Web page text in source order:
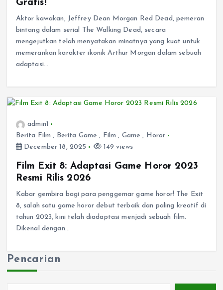
Gratis!
Aktor kawakan, Jeffrey Dean Morgan Red Dead, pemeran
bintang dalam serial The Walking Dead, secara
mengejutkan telah menyatakan minatnya yang kuat untuk
memerankan karakter ikonik Arthur Morgan dalam sebuah
adaptasi…
admin1
Berita Film , Berita Game , Film , Game , Horor
December 18, 2025
149 views
Film Exit 8: Adaptasi Game Horor 2023
Resmi Rilis 2026
Kabar gembira bagi para penggemar game horor! The Exit
8, salah satu game horor debut terbaik dan paling kreatif di
tahun 2023, kini telah diadaptasi menjadi sebuah film.
Dikenal dengan…
Pencarian